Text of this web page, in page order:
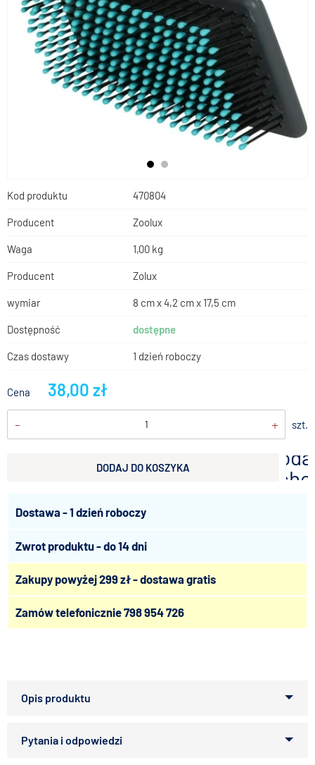
Kod produktu 470804
Producent Zoolux
Waga 1,00 kg
Producent Zolux
wymiar 8 cm x 4,2 cm x 17,5 cm
Dostępność dostępne
Czas dostawy 1 dzień roboczy
Cena 38,00 zł
- + szt.
DODAJ DO KOSZYKA
Dostawa - 1 dzień roboczy
Zwrot produktu - do 14 dni
Zakupy powyżej 299 zł - dostawa gratis
Zamów telefonicznie798 954 726
EAN: 3336024708040